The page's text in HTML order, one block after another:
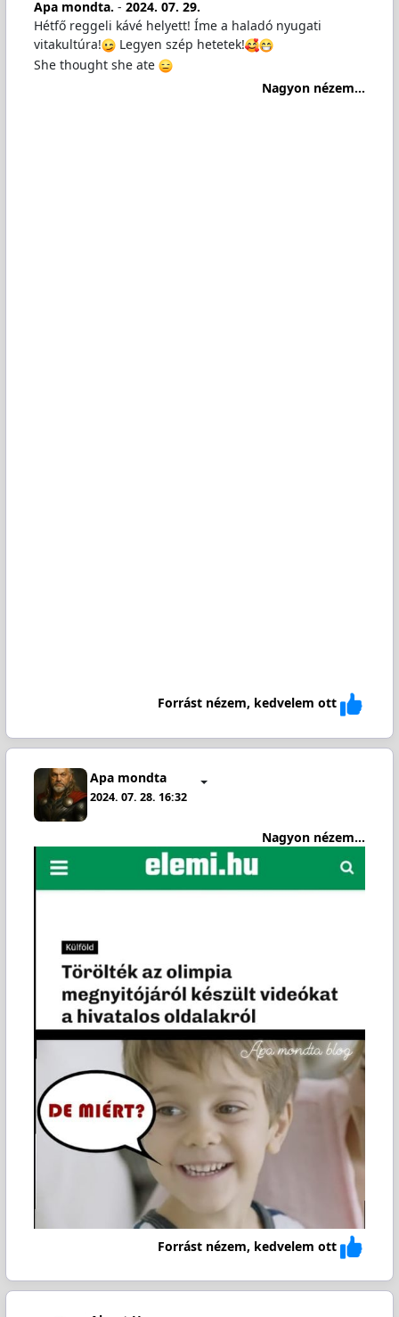
Apa mondta. - 2024. 07. 29.
Hétfő reggeli kávé helyett! Íme a haladó nyugati
vitakultúra!
Legyen szép hetetek!
She thought she ate
Nagyon nézem...
Forrást nézem, kedvelem ott
Apa mondta
2024. 07. 28. 16:32
Nagyon nézem...
Forrást nézem, kedvelem ott